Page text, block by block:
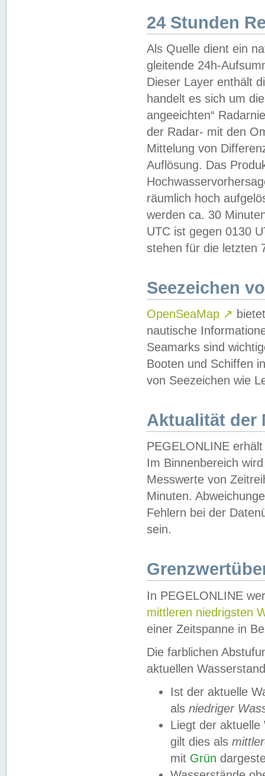
24 Stunden
Als Quelle dient ein
gleitende 24h-
Dieser Layer enthält
handelt es sich um
angeeichten“
der Radar- mit den
Mittelung von
Auflösung. Das
räumlich hoch
werden ca. 30
UTC ist gegen 0130
stehen für die letzten
Seezeichen
OpenSeaMap ↗
nautische
Seamarks sind
Booten und Schiffen
von Seezeichen wie
Aktualität der
PEGELONLINE
Im Binnenbereich
Messwerte von
Minuten.
Fehlern bei der
sein.
In PEGELONLINE
mittleren niedrigsten
einer Zeitspanne in
Die farblichen
aktuellen
Ist der aktuelle
als niedriger
Liegt der
gilt dies als
mit Grün